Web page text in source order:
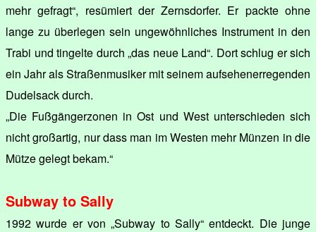
mehr gefragt“, resümiert der Zernsdorfer. Er packte ohne
lange zu überlegen sein ungewöhnliches Instrument in den
Trabi und tingelte durch „das neue Land“. Dort schlug er sich
ein Jahr als Straßenmusiker mit seinem aufsehenerregenden
Dudelsack durch.
„Die Fußgängerzonen in Ost und West unterschieden sich
nicht großartig, nur dass man im Westen mehr Münzen in die
Mütze gelegt bekam.“
Subway to Sally
1992 wurde er von „Subway to Sally“ entdeckt. Die junge